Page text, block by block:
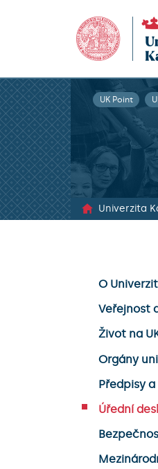
UK Point
Univerzita
O
Veřejnost
Život na
Orgány
Předpisy
Úřední